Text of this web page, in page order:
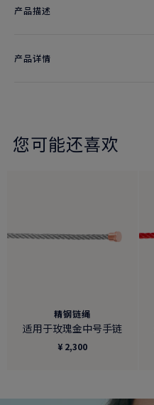
产品描述
产品详情
您可能还喜欢
精钢链绳
适用于玫瑰金中号手链
¥ 2,300